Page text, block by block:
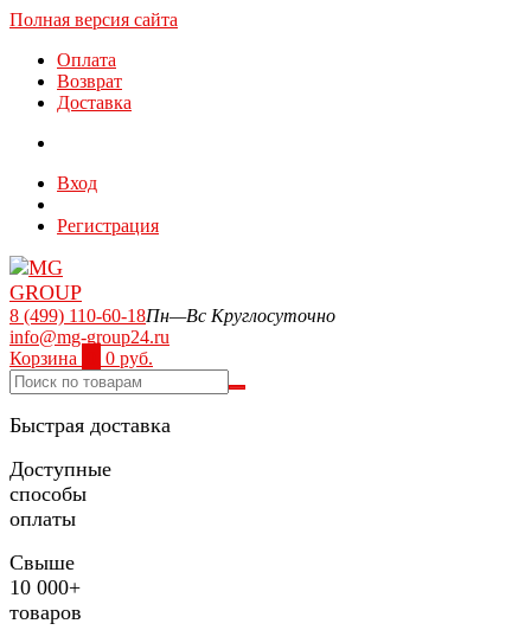
Полная версия сайта
Оплата
Возврат
Доставка
Вход
Регистрация
8 (499) 110-60-18Пн—Вс Круглосуточно
info@mg-group24.ru
Корзина
0 руб.
Быстрая доставка
Доступные
способы
оплаты
Свыше
10 000+
товаров